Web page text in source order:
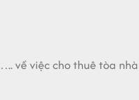
về việc cho thuê